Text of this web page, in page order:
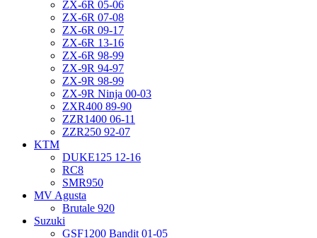
ZX-6R 05-06
ZX-6R 07-08
ZX-6R 09-17
ZX-6R 13-16
ZX-6R 98-99
ZX-9R 94-97
ZX-9R 98-99
ZX-9R Ninja 00-03
ZXR400 89-90
ZZR1400 06-11
ZZR250 92-07
KTM
DUKE125 12-16
RC8
SMR950
MV Agusta
Brutale 920
Suzuki
GSF1200 Bandit 01-05